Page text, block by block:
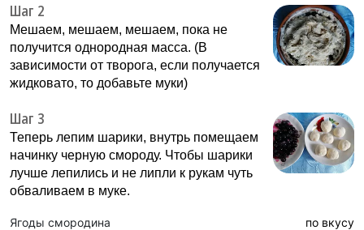
Шаг 2
Мешаем, мешаем, мешаем, пока не
получится однородная масса. (В
зависимости от творога, если получается
жидковато, то добавьте муки)
Шаг 3
Теперь лепим шарики, внутрь помещаем
начинку черную смороду. Чтобы шарики
лучше лепились и не липли к рукам чуть
обваливаем в муке.
Ягоды смородина по вкусу